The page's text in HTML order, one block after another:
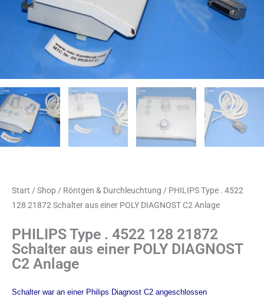
Start / Shop / Röntgen & Durchleuchtung / PHILIPS Type . 4522
128 21872 Schalter aus einer POLY DIAGNOST C2 Anlage
PHILIPS Type . 4522 128 21872
Schalter aus einer POLY DIAGNOST
C2 Anlage
Schalter war an einer Philips Diagnost C2 angeschlossen